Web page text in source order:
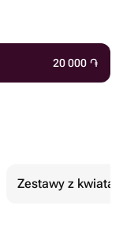
20 000 ֏
Zestawy z